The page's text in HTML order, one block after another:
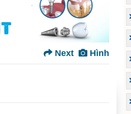
Hình
Next